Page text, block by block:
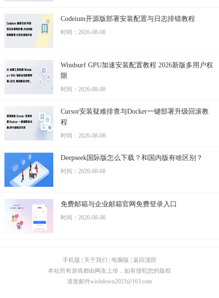
Codeium开源版部署安装配置与日志排错教程
时间：2026-08-08
Windsurf GPU加速安装配置教程 2026新版多用户权
限
时间：2026-08-08
Cursor安装疑难排查与Docker一键部署升级回滚教
程
时间：2026-08-08
Deepseek国际版怎么下载？和国内版有啥区别？
时间：2026-08-08
免费邮箱与企业邮箱官网免费登录入口
时间：2026-08-08
手机版 | 关于我们 | 电脑版 | 返回顶部
本站所有游戏都由网友上传，如有侵犯您的版权
请发邮件wishdown2023@163.com